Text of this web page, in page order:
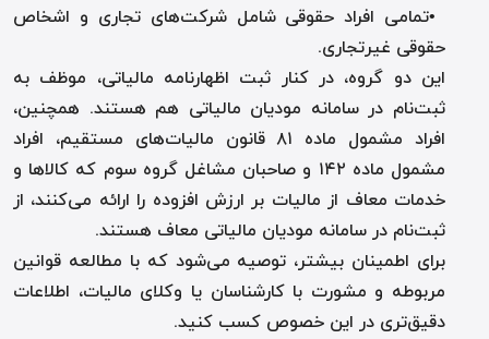
•تمامی افراد حقوقی شامل شرکت‌های تجاری و اشخاص
حقوقی غیرتجاری.
این دو گروه، در کنار ثبت اظهارنامه مالیاتی، موظف به
ثبت‌نام در سامانه مودیان مالیاتی هم هستند. همچنین،
افراد مشمول ماده ۸۱ قانون مالیات‌های مستقیم، افراد
مشمول ماده ۱۴۲ و صاحبان مشاغل گروه سوم که کالاها و
خدمات معاف از مالیات بر ارزش افزوده را ارائه می‌کنند، از
ثبت‌نام در سامانه مودیان مالیاتی معاف هستند.
برای اطمینان بیشتر، توصیه می‌شود که با مطالعه قوانین
مربوطه و مشورت با کارشناسان یا وکلای مالیات، اطلاعات
دقیق‌تری در این خصوص کسب کنید.